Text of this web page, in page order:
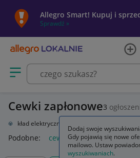
Allegro Smart! Kupuj i
Sprawdź »
Otwórz menu z kategoriami
Cewki zapłonowe3
Układ elektryczny, zapłon
Podobne: cewki zapłonowe tester
Dodaj swoje
Gdy pojawią się nowe
mailowo. Ustaw
wyszukiwaniach.